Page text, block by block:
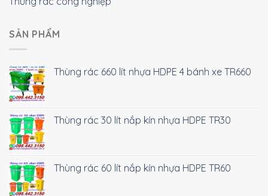
SẢN PHẨM
Thùng rác 660 lít nhựa HDPE 4 bánh xe TR660
Thùng rác 30 lít nắp kín nhựa HDPE TR30
Thùng rác 60 lít nắp kín nhựa HDPE TR60